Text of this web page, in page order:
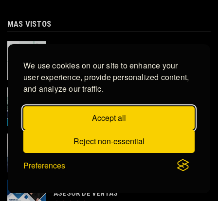
We use cookies on our site to enhance your
user experience, provide personalized content,
and analyze our traffic.
Accept all
Reject non-essential
Preferences
MAS VISTOS
Asistente de Recursos Humanos - SAN PEDRO
SULA
ASESOR DE VENTAS